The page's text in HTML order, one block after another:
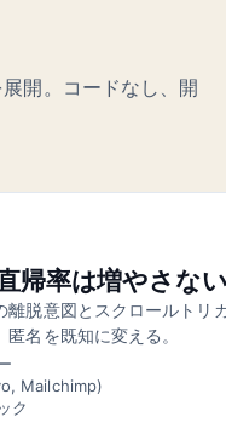
開。コードなし、開
帰率は増やさない
脱意図とスクロールトリ
名を既知に変える。
Mailchimp)
ク